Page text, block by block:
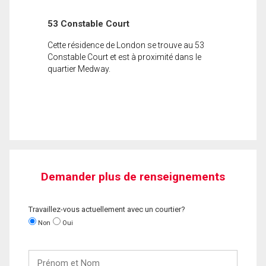
53 Constable Court
Cette résidence de London se trouve au 53
Constable Court et est à proximité dans le
quartier Medway.
Demander plus de renseignements
Travaillez-vous actuellement avec un courtier?
Non Oui